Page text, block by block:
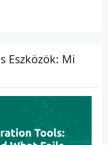
Eszközök: Mi